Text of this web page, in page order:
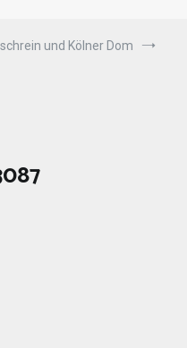
und Kölner Dom